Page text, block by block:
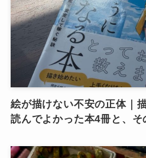
絵が描けない不安の正体｜
読んでよかった本4冊と、そ